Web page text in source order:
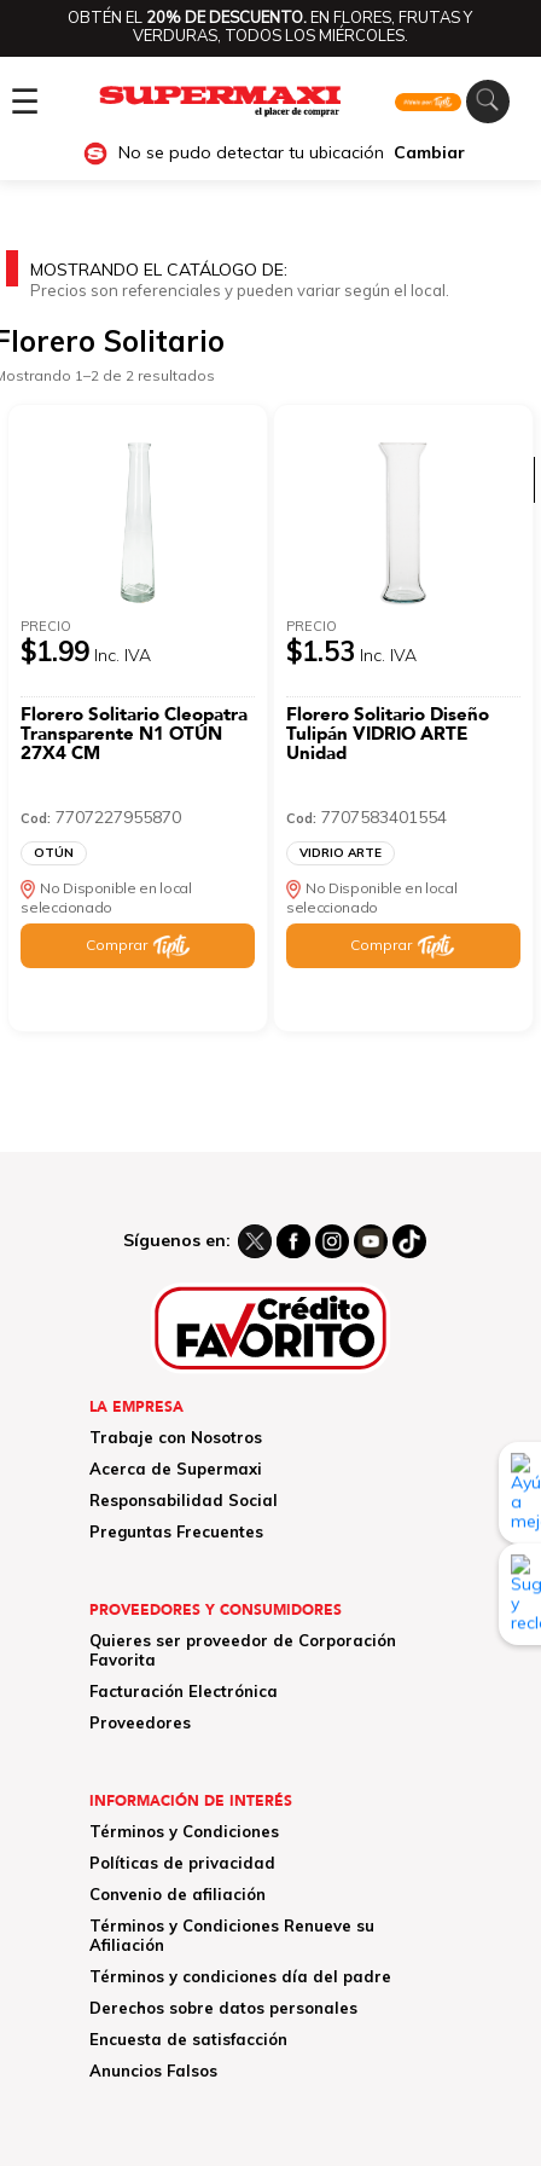
OBTÉN EL 20% DE DESCUENTO.EN FLORES, FRUTAS Y
VERDURAS, TODOS LOS MIÉRCOLES.
☰
No se pudo detectar tu ubicación Cambiar
MOSTRANDO EL CATÁLOGO DE:
Precios son referenciales y pueden variar según el local.
Solitario
1–2 de 2 resultados
PRECIO
$1.99 Inc. IVA
Florero Solitario Cleopatra
Transparente N1 OTÚN
27X4 CM
Cod: 7707227955870
OTÚN
No Disponible en local
seleccionado
Comprar
PRECIO
$1.53 Inc. IVA
Florero Solitario Diseño
Tulipán VIDRIO ARTE
Unidad
Cod: 7707583401554
VIDRIO ARTE
No Disponible en local
seleccionado
Comprar
Síguenos en:
LA EMPRESA
Trabaje con Nosotros
Acerca de Supermaxi
Responsabilidad Social
Preguntas Frecuentes
PROVEEDORES Y CONSUMIDORES
Quieres ser proveedor de Corporación
Favorita
Facturación Electrónica
Proveedores
INFORMACIÓN DE INTERÉS
Términos y Condiciones
Políticas de privacidad
Convenio de afiliación
Términos y Condiciones Renueve su
Afiliación
Términos y condiciones día del padre
Derechos sobre datos personales
Encuesta de satisfacción
Anuncios Falsos